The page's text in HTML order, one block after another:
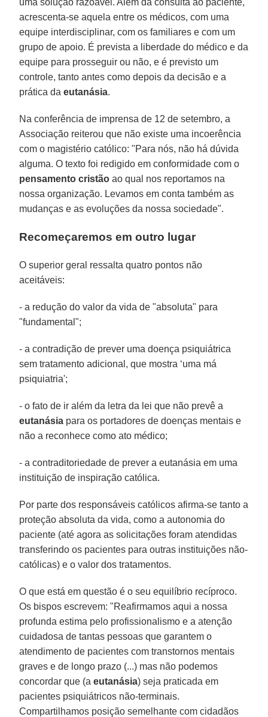
acrescenta-se aquela entre os médicos, com uma
equipe interdisciplinar, com os familiares e com um
grupo de apoio. É prevista a liberdade do médico e da
equipe para prosseguir ou não, e é previsto um
controle, tanto antes como depois da decisão e a
prática daeutanásia.
Na conferência de imprensa de 12 de setembro, a
Associação reiterou que não existe uma incoerência
com o magistério católico: "Para nós, não há dúvida
alguma. O texto foi redigido em conformidade com o
pensamento cristão ao qual nos reportamos na
nossa organização. Levamos em conta também as
mudanças e as evoluções da nossa sociedade".
Recomeçaremos em outro lugar
O superior geral ressalta quatro pontos não
aceitáveis:
- a redução do valor da vida de "absoluta" para
"fundamental";
- a contradição de prever uma doença psiquiátrica
sem tratamento adicional, que mostra ‘uma má
psiquiatria';
- o fato de ir além da letra da lei que não prevê a
eutanásia para os portadores de doenças mentais e
não a reconhece como ato médico;
- a contraditoriedade de prever a eutanásia em uma
instituição de inspiração católica.
Por parte dos responsáveis católicos afirma-se tanto a
proteção absoluta da vida, como a autonomia do
paciente (até agora as solicitações foram atendidas
transferindo os pacientes para outras instituições não-
católicas) e o valor dos tratamentos.
O que está em questão é o seu equilíbrio recíproco.
Os bispos escrevem: "Reafirmamos aqui a nossa
profunda estima pelo profissionalismo e a atenção
cuidadosa de tantas pessoas que garantem o
atendimento de pacientes com transtornos mentais
graves e de longo prazo (...) mas não podemos
concordar que (aeutanásia) seja praticada em
pacientes psiquiátricos não-terminais.
Compartilhamos posição semelhante com cidadãos